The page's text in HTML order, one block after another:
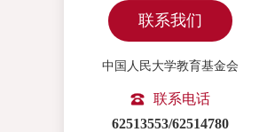
联系我们
中国人民大学教育基金会
联系电话
62513553/62514780